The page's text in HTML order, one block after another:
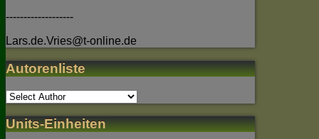
-------------------
Lars.de.Vries@t-online.de
Autorenliste
Units-Einheiten